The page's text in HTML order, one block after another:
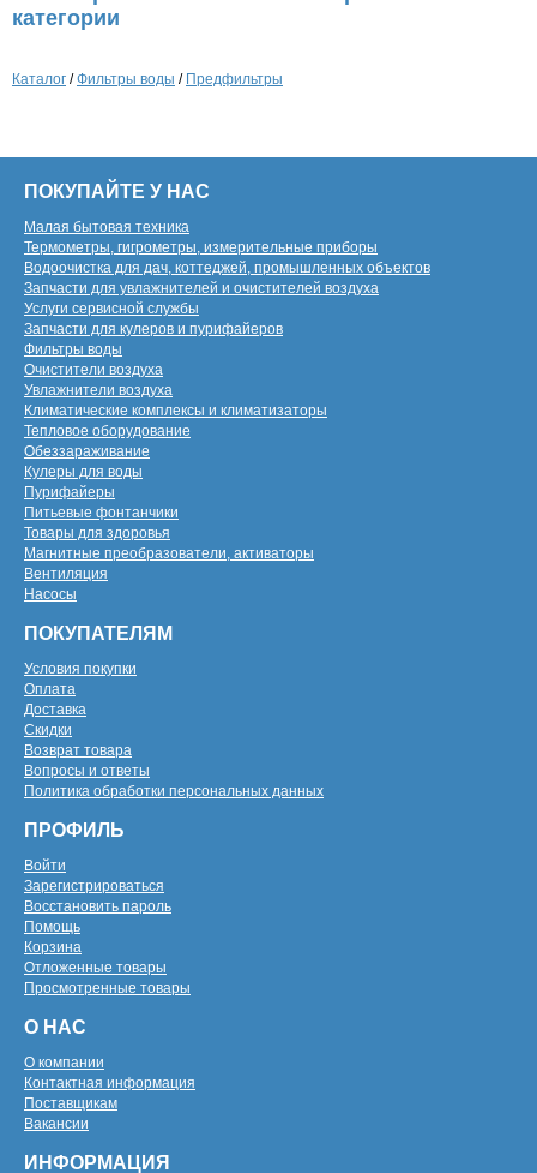
категории
Каталог /Фильтры воды / Предфильтры
ПОКУПАЙТЕ У НАС
Малая бытовая техника
Термометры, гигрометры, измерительные приборы
Водоочистка для дач, коттеджей, промышленных объектов
Запчасти для увлажнителей и очистителей воздуха
Услуги сервисной службы
Запчасти для кулеров и пурифайеров
Фильтры воды
Очистители воздуха
Увлажнители воздуха
Климатические комплексы и климатизаторы
Тепловое оборудование
Обеззараживание
Кулеры для воды
Пурифайеры
Питьевые фонтанчики
Товары для здоровья
Магнитные преобразователи, активаторы
Вентиляция
Насосы
ПОКУПАТЕЛЯМ
Условия покупки
Оплата
Доставка
Скидки
Возврат товара
Вопросы и ответы
Политика обработки персональных данных
ПРОФИЛЬ
Войти
Зарегистрироваться
Восстановить пароль
Помощь
Корзина
Отложенные товары
Просмотренные товары
О НАС
О компании
Контактная информация
Поставщикам
Вакансии
ИНФОРМАЦИЯ